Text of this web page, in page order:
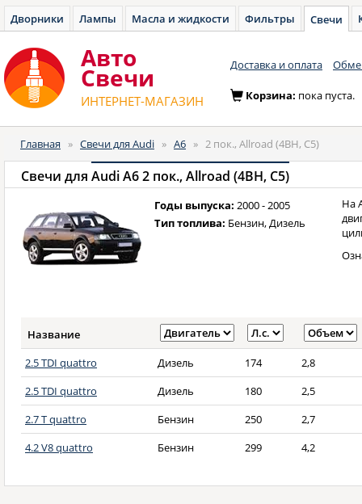
Дворники Лампы Масла и жидкости Фильтры Свечи
Авто
Cвечи
ИНТЕРНЕТ-МАГАЗИН
Доставка и оплата
Корзина: пока пуста.
Главная » Свечи для Audi » A6 » 2 пок., Allroad (4BH, C5)
Свечи для Audi A6 2 пок., Allroad (4BH, C5)
Годы выпуска: 2000 - 2005
Тип топлива: Бензин, Дизель
На
Название
2.5 TDI quattro
Дизель 174
2,8
2.5 TDI quattro
Дизель 180
2,5
2.7 T quattro
Бензин 250
2,7
4.2 V8 quattro
Бензин 299 4,2